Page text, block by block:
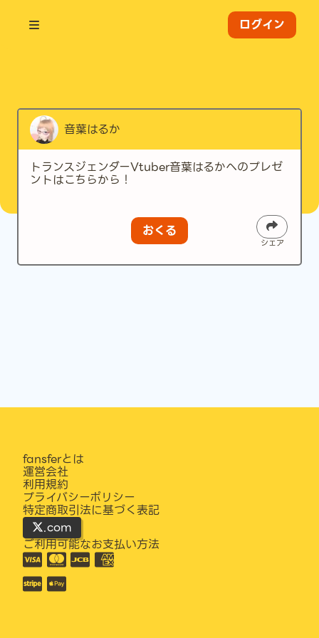
ログイン
音葉はるか
トランスジェンダーVtuber音葉はるかへのプレゼ
ントはこちらから！
おくる
シェア
fansferとは
運営会社
利用規約
プライバシーポリシー
特定商取引法に基づく表記
.com
ご利用可能なお支払い方法